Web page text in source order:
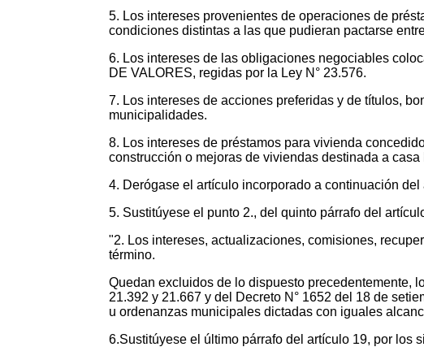
5. Los intereses provenientes de operaciones de
condiciones distintas a las que pudieran pactarse
6. Los intereses de las obligaciones negociables
DE VALORES, regidas por la Ley N° 23.576.
7. Los intereses de acciones preferidas y de títulos,
municipalidades.
8. Los intereses de préstamos para vivienda
construcción o mejoras de viviendas destinada a
4. Derógase el artículo incorporado a continuación del
5. Sustitúyese el punto 2., del quinto párrafo del
"2. Los intereses, actualizaciones, comisiones,
término.
Quedan excluidos de lo dispuesto precedentemente,
21.392 y 21.667 y del Decreto N° 1652 del 18 de
u ordenanzas municipales dictadas con iguales
6.Sustitúyese el último párrafo del artículo 19, por los